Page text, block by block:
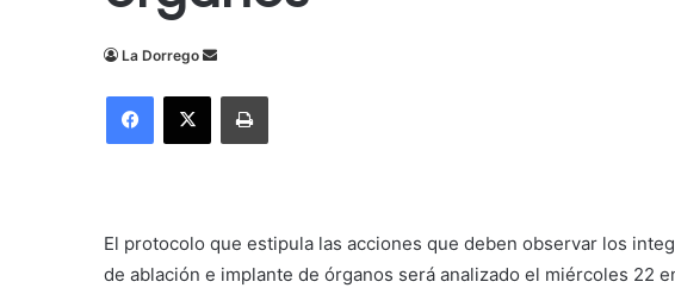
La Dorrego
Send
email
Facebook
X Imprimir
El protocolo que estipula las acciones que deben observar los
de ablación e implante de órganos será analizado el miércoles 22